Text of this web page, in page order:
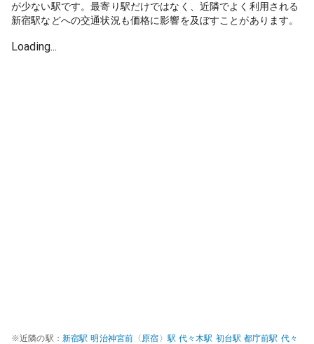
が少ない駅です。最寄り駅だけではなく、近隣でよく利用される
新宿駅などへの交通状況も価格に影響を及ぼすことがあります。
Loading...
※近隣の駅： 新宿駅 明治神宮前〈原宿〉駅 代々木駅 初台駅 都庁前駅 代々